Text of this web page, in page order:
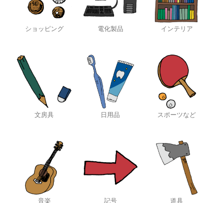
ショッピング 電化製品 インテリア
文房具 日用品 スポーツなど
音楽 記号 道具